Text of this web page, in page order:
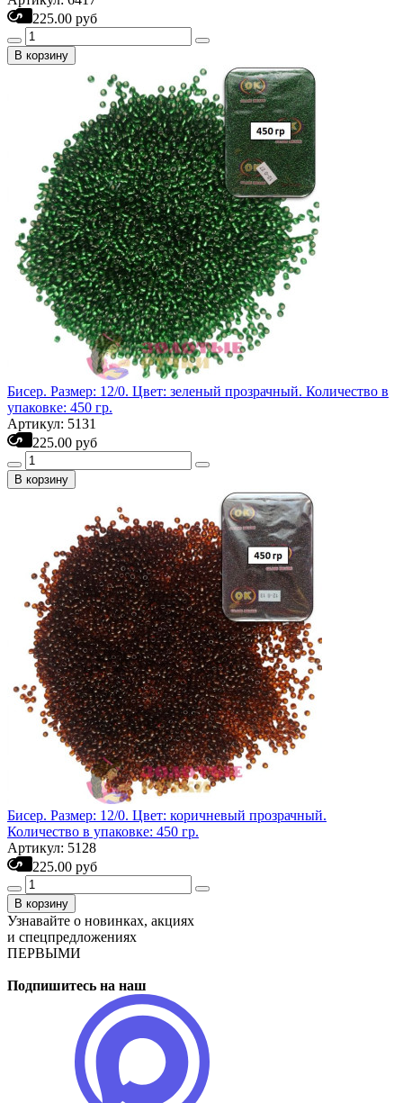
225.00 руб
В корзину
Бисер. Размер: 12/0. Цвет: зеленый прозрачный. Количество в
упаковке: 450 гр.
Артикул: 5131
225.00 руб
В корзину
Бисер. Размер: 12/0. Цвет: коричневый прозрачный.
Количество в упаковке: 450 гр.
Артикул: 5128
225.00 руб
В корзину
Узнавайте о новинках, акциях
и спецпредложениях
ПЕРВЫМИ
Подпишитесь на наш